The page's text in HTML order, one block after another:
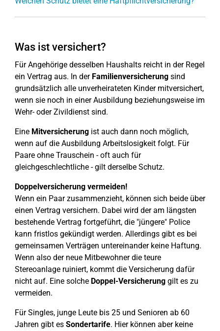
Was ist versichert?
Für Angehörige desselben Haushalts reicht in der Regel
ein Vertrag aus. In der Familienversicherung sind
grundsätzlich alle unverheirateten Kinder mitversichert,
wenn sie noch in einer Ausbildung beziehungsweise im
Wehr- oder Zivildienst sind.
Eine Mitversicherung ist auch dann noch möglich,
wenn auf die Ausbildung Arbeitslosigkeit folgt. Für
Paare ohne Trauschein - oft auch für
gleichgeschlechtliche - gilt derselbe Schutz.
Doppelversicherung vermeiden!
Wenn ein Paar zusammenzieht, können sich beide über
einen Vertrag versichern. Dabei wird der am längsten
bestehende Vertrag fortgeführt, die "jüngere" Police
kann fristlos gekündigt werden. Allerdings gibt es bei
gemeinsamen Verträgen untereinander keine Haftung.
Wenn also der neue Mitbewohner die teure
Stereoanlage ruiniert, kommt die Versicherung dafür
nicht auf. Eine solche Doppel-Versicherung gilt es zu
vermeiden.
Für Singles, junge Leute bis 25 und Senioren ab 60
Jahren gibt es Sondertarife. Hier können aber keine